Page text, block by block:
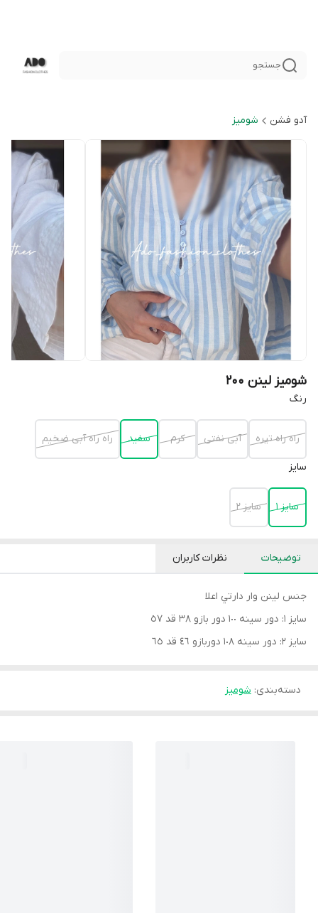
جستجو
آدو فشن شوميز
شومیز لینن 200
رنگ
راه راه تيره آبى نفتى كرم سفيد راه راه آبى ضخيم
سايز
سايز ١ سايز ٢
توضیحات نظرات کاربران
جنس لينن وار دارتي اعلا
سايز ١: دور سينه ١٠٠ دور بازو ٣٨ قد ٥٧
سايز ٢: دور سينه ١٠٨ دوربازو ٤٦ قد ٦٥
دسته‌بندی: شوميز